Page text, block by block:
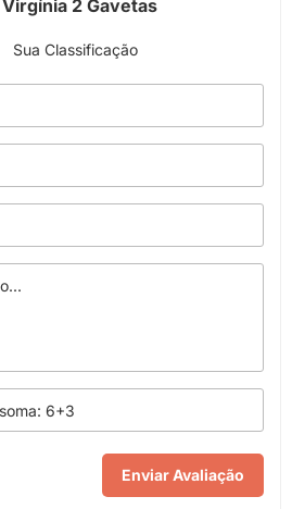
2 Gavetas
Sua Classificação